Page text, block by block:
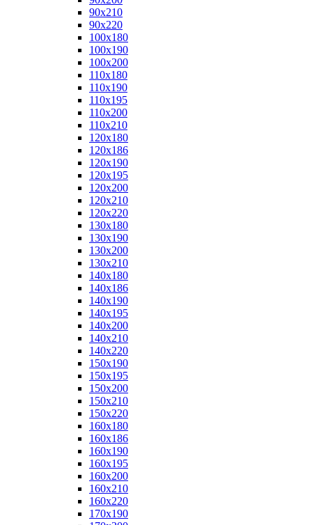
90x210
90x220
100x180
100x190
100x200
110x180
110x190
110x195
110x200
110x210
120x180
120x186
120x190
120x195
120x200
120x210
120x220
130x180
130x190
130x200
130x210
140x180
140x186
140x190
140x195
140x200
140x210
140x220
150x190
150x195
150x200
150x210
150x220
160x180
160x186
160x190
160x195
160x200
160x210
160x220
170x190